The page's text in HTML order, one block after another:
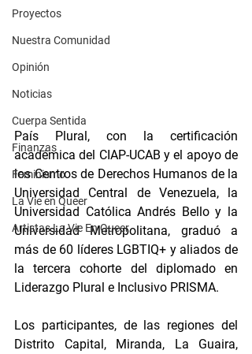
Proyectos
Nuestra Comunidad
Opinión
Noticias
Cuerpa Sentida
Finanzas
Feminismo
La Vie en Queer
Artistas La Vie En Queer
País Plural, con la certificación
académica del CIAP-UCAB y el apoyo de
los Centros de Derechos Humanos de la
Universidad Central de Venezuela, la
Universidad Católica Andrés Bello y la
Universidad Metropolitana, graduó a
más de 60 líderes LGBTIQ+ y aliados de
la tercera cohorte del diplomado en
Liderazgo Plural e Inclusivo PRISMA.
Los participantes, de las regiones del
Distrito Capital, Miranda, La Guaira,